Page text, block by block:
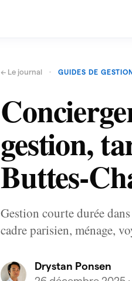
← Le journal GUIDES DE
gestion,
Buttes-
Gestion courte durée
cadre parisien, ménage,
Drystan Ponsen